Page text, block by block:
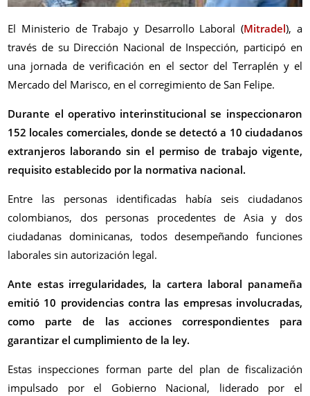
El Ministerio de Trabajo y Desarrollo Laboral (Mitradel), a
través de su Dirección Nacional de Inspección, participó en
una jornada de verificación en el sector del Terraplén y el
Mercado del Marisco, en el corregimiento de San Felipe.
Durante el operativo interinstitucional se inspeccionaron
152 locales comerciales, donde se detectó a 10 ciudadanos
extranjeros laborando sin el permiso de trabajo vigente,
requisito establecido por la normativa nacional.
Entre las personas identificadas había seis ciudadanos
colombianos, dos personas procedentes de Asia y dos
ciudadanas dominicanas, todos desempeñando funciones
laborales sin autorización legal.
Ante estas irregularidades, la cartera laboral panameña
emitió 10 providencias contra las empresas involucradas,
como parte de las acciones correspondientes para
garantizar el cumplimiento de la ley.
Estas inspecciones forman parte del plan de fiscalización
impulsado por el Gobierno Nacional, liderado por el